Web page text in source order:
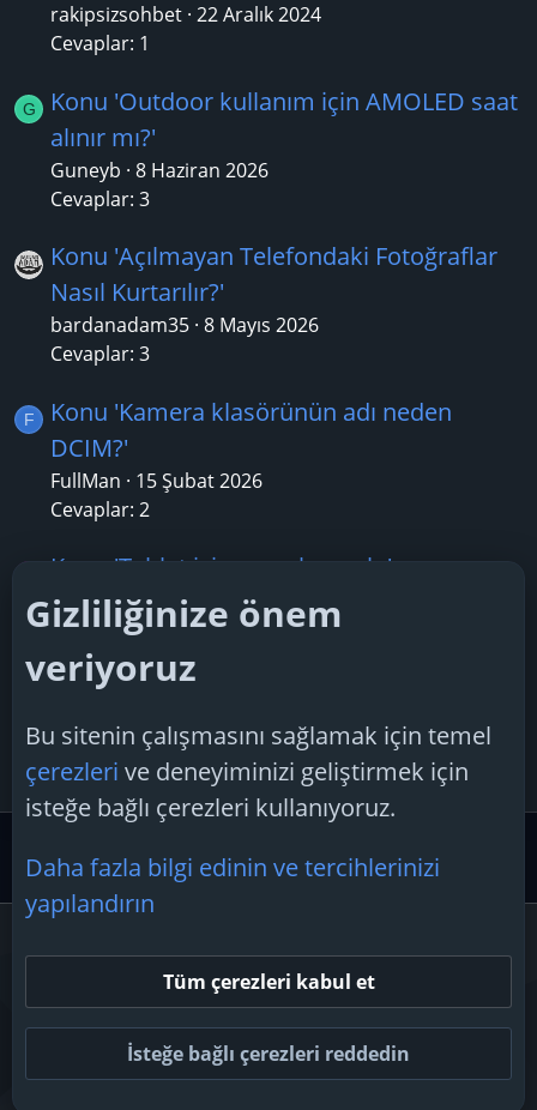
rakipsizsohbet 22 Aralık 2024
Cevaplar: 1
G
Konu 'Outdoor kullanım için AMOLED saat
alınır mı?'
Guneyb 8 Haziran 2026
Cevaplar: 3
Konu 'Açılmayan Telefondaki Fotoğraflar
Nasıl Kurtarılır?'
bardanadam35 8 Mayıs 2026
Cevaplar: 3
F
Konu 'Kamera klasörünün adı neden
DCIM?'
FullMan
15 Şubat 2026
Cevaplar: 2
Konu 'Tablet için oyun konsolu'
Uslanmaz
24 Ocak 2026
Cevaplar: 4
Konu 'Xiaomi Redmi Note 13 Pro nasıl
olduğunu söyler misiniz?'
20 Mayıs 2025
Cevaplar: 2
Akıllı Cihazlar Akıllı Cihazlar | Genel Konular
Şartlar ve kurallar
Gizlilik politikası
Yardım
Ana sayfa
R
S
Topluluk platform by TechForumTR
Gizliliğinize önem
veriyoruz
Bu sitenin çalışmasını sağlamak için temel
çerezleri ve deneyiminizi geliştirmek için
isteğe bağlı çerezleri kullanıyoruz.
Daha fazla bilgi edinin ve tercihlerinizi
yapılandırın
Tüm çerezleri kabul et
İsteğe bağlı çerezleri reddedin